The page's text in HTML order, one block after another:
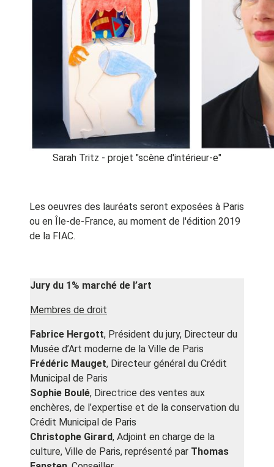
Sarah Tritz - projet "scène d'intérieur-e"
Les oeuvres des lauréats seront exposées à Paris
ou en Île-de-France, au moment de l'édition 2019
de la FIAC.
Jury du 1% marché de l’art
Membres de droit
Fabrice Hergott, Président du jury, Directeur du
Musée d’Art moderne de la Ville de Paris
Frédéric Mauget, Directeur général du Crédit
Municipal de Paris
Sophie Boulé, Directrice des ventes aux
enchères, de l’expertise et de la conservation du
Crédit Municipal de Paris
Christophe Girard, Adjoint en charge de la
culture, Ville de Paris, représenté par Thomas